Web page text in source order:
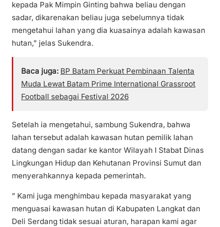
kepada Pak Mimpin Ginting bahwa beliau dengan
sadar, dikarenakan beliau juga sebelumnya tidak
mengetahui lahan yang dia kuasainya adalah kawasan
hutan,” jelas Sukendra.
Baca juga: BP Batam Perkuat Pembinaan Talenta
Muda Lewat Batam Prime International Grassroot
Football sebagai Festival 2026
Setelah ia mengetahui, sambung Sukendra, bahwa
lahan tersebut adalah kawasan hutan pemilik lahan
datang dengan sadar ke kantor Wilayah I Stabat Dinas
Lingkungan Hidup dan Kehutanan Provinsi Sumut dan
menyerahkannya kepada pemerintah.
” Kami juga menghimbau kepada masyarakat yang
menguasai kawasan hutan di Kabupaten Langkat dan
Deli Serdang tidak sesuai aturan, harapan kami agar